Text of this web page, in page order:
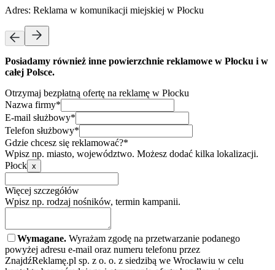
Adres: Reklama w komunikacji miejskiej w Płocku
Posiadamy również inne powierzchnie reklamowe w Płocku i w
całej Polsce.
Otrzymaj bezpłatną ofertę na reklamę w Płocku
Nazwa firmy*
E-mail służbowy*
Telefon służbowy*
Gdzie chcesz się reklamować?*
Wpisz np. miasto, województwo. Możesz dodać kilka lokalizacji.
Płock x
Więcej szczegółów
Wpisz np. rodzaj nośników, termin kampanii.
Wymagane. Wyrażam zgodę na przetwarzanie podanego
powyżej adresu e-mail oraz numeru telefonu przez
ZnajdźReklamę.pl sp. z o. o. z siedzibą we Wrocławiu w celu